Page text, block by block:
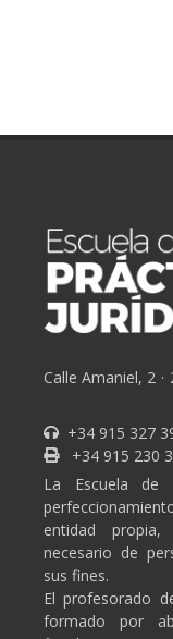
Calle Amaniel, 2 ·
+34 915 327
+34 915 230
La Escuela de
entidad
necesario de
sus fines.
El profesorado
formado por